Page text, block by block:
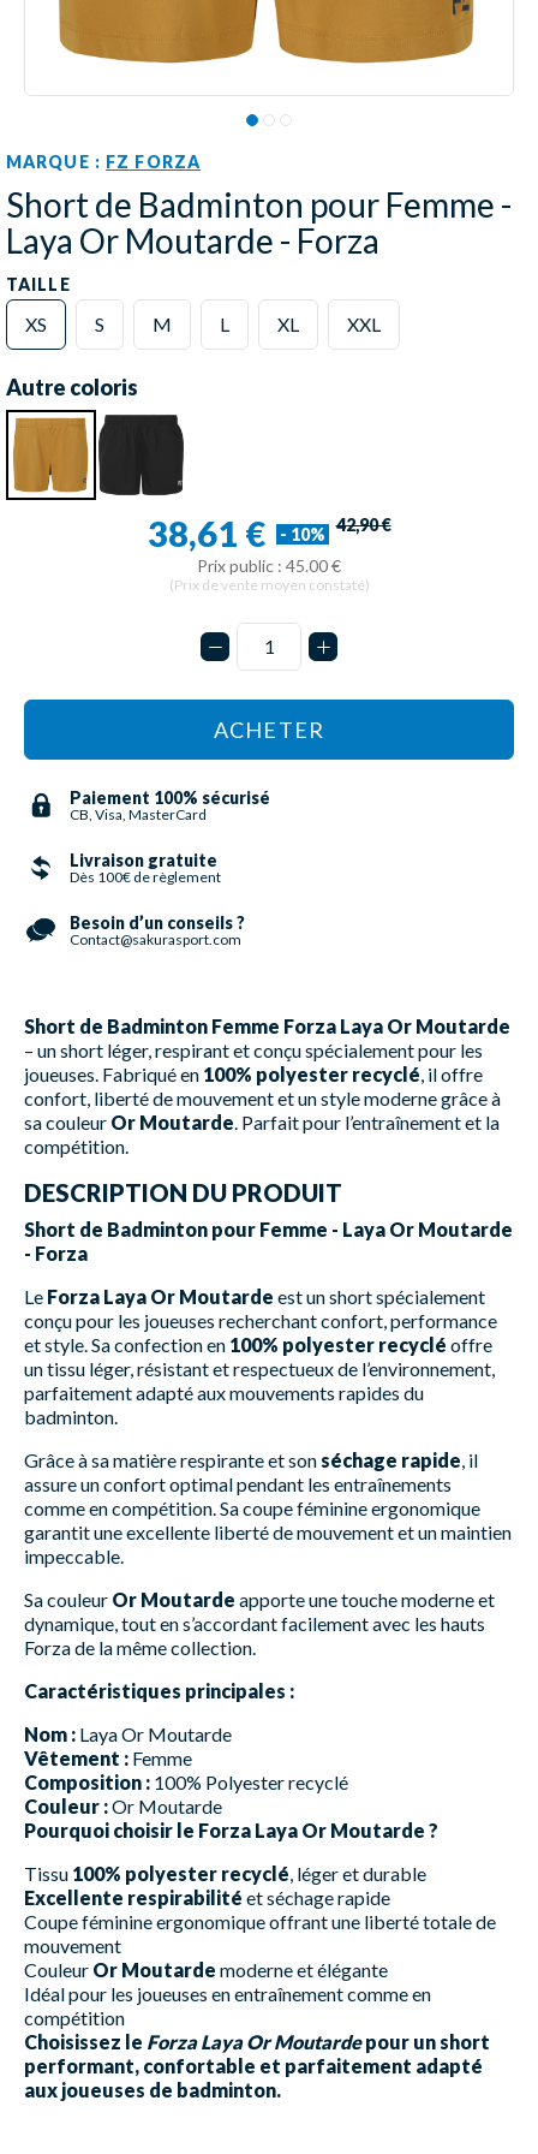
MARQUE : FZ FORZA
Short de Badminton pour Femme -
Laya Or Moutarde - Forza
TAILLE
XS S M L XL XXL
Autre coloris
38,61 € - 10% 42,90 €
Prix public : 45.00 €
(Prix de vente moyen constaté)
ACHETER
Paiement 100% sécurisé
CB, Visa, MasterCard
Livraison gratuite
Dès 100€ de règlement
Besoin d’un conseils ?
Contact@sakurasport.com
Short de Badminton Femme Forza Laya Or Moutarde
– un short léger, respirant et conçu spécialement pour les
joueuses. Fabriqué en 100% polyester recyclé , il offre
confort, liberté de mouvement et un style moderne grâce à
sa couleur Or Moutarde . Parfait pour l’entraînement et la
compétition.
DESCRIPTION DU PRODUIT
Short de Badminton pour Femme - Laya Or Moutarde
- Forza
Le Forza Laya Or Moutarde est un short spécialement
conçu pour les joueuses recherchant confort, performance
et style. Sa confection en 100% polyester recyclé offre
un tissu léger, résistant et respectueux de l’environnement,
parfaitement adapté aux mouvements rapides du
badminton.
Grâce à sa matière respirante et son séchage rapide , il
assure un confort optimal pendant les entraînements
comme en compétition. Sa coupe féminine ergonomique
garantit une excellente liberté de mouvement et un maintien
impeccable.
Sa couleur Or Moutarde apporte une touche moderne et
dynamique, tout en s’accordant facilement avec les hauts
Forza de la même collection.
Caractéristiques principales :
Nom : Laya Or Moutarde
Vêtement : Femme
Composition : 100% Polyester recyclé
Couleur :Or Moutarde
Pourquoi choisir le Forza Laya Or Moutarde ?
Tissu 100% polyester recyclé , léger et durable
Excellente respirabilité et séchage rapide
Coupe féminine ergonomique offrant une liberté totale de
mouvement
Couleur Or Moutarde moderne et élégante
Idéal pour les joueuses en entraînement comme en
compétition
Choisissez le Forza Laya Or Moutardepour un short
performant, confortable et parfaitement adapté
aux joueuses de badminton.